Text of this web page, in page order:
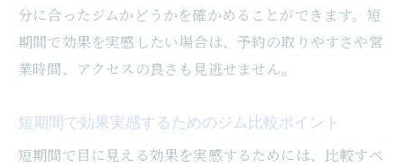
分に合ったジムかどうかを確かめることができます。短
期間で効果を実感したい場合は、予約の取りやすさや営
業時間、アクセスの良さも見逃せません。
短期間で効果実感するためのジム比較ポイント
短期間で目に見える効果を実感するためには、比較すべ